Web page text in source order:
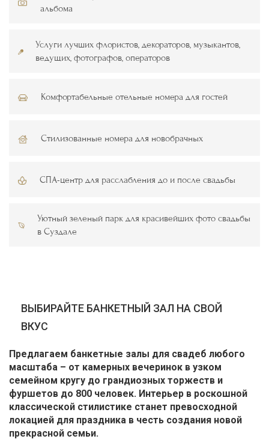
альбома
Услуги лучших флористов, декораторов, музыкантов,
ведущих, фотографов, операторов
Комфортабельные отельные номера для гостей
Стилизованные номера для новобрачных
СПА-центр для расслабления до и после свадьбы
Уютный зеленый парк для красивейших фото свадьбы
в Суздале
ВЫБИРАЙТЕ БАНКЕТНЫЙ ЗАЛ НА СВОЙ
ВКУС
Предлагаем банкетные залы для свадеб любого
масштаба – от камерных вечеринок в узком
семейном кругу до грандиозных торжеств и
фуршетов до 800 человек. Интерьер в роскошной
классической стилистике станет превосходной
локацией для праздника в честь создания новой
прекрасной семьи.